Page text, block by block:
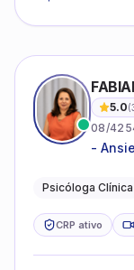
5.0(
08/
-
Psicóloga Clínica
CRP ativo